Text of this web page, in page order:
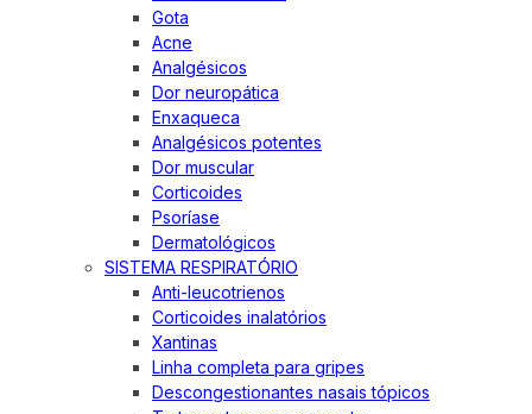
Gota
Acne
Analgésicos
Dor neuropática
Enxaqueca
Analgésicos potentes
Dor muscular
Corticoides
Psoríase
Dermatológicos
SISTEMA RESPIRATÓRIO
Anti-leucotrienos
Corticoides inalatórios
Xantinas
Linha completa para gripes
Descongestionantes nasais tópicos